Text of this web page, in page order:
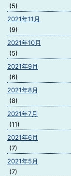
(5)
2021年11月
(9)
2021年10月
(5)
2021年9月
(6)
2021年8月
(8)
2021年7月
(11)
2021年6月
(7)
2021年5月
(7)